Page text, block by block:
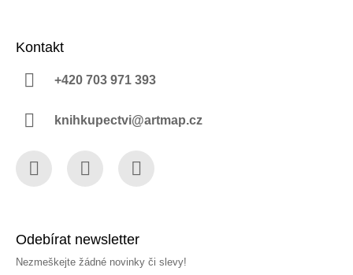
Kontakt
+420 703 971 393
knihkupectvi@artmap.cz
Odebírat newsletter
Nezmeškejte žádné novinky či slevy!